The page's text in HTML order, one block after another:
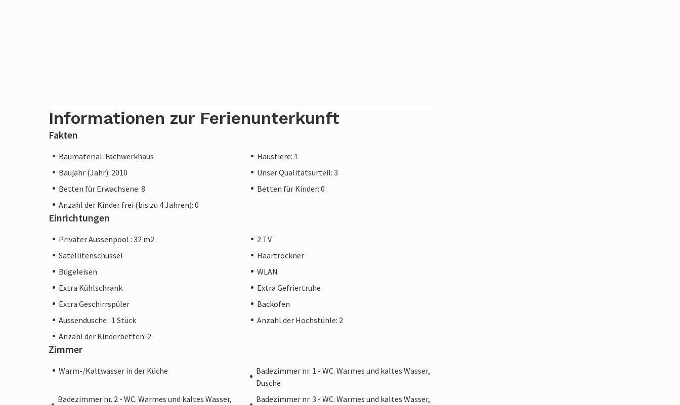
Informationen zur Ferienunterkunft
Fakten
Baumaterial: Fachwerkhaus
Haustiere: 1
Baujahr (Jahr): 2010
Unser Qualitätsurteil: 3
Betten für Erwachsene: 8
Betten für Kinder: 0
Anzahl der Kinder frei (bis zu 4 Jahren): 0
Einrichtungen
Privater Aussenpool : 32 m2
2 TV
Satellitenschüssel
Haartrockner
Bügeleisen
WLAN
Extra Kühlschrank
Extra Gefriertruhe
Extra Geschirrspüler
Backofen
Aussendusche : 1 Stück
Anzahl der Hochstühle: 2
Anzahl der Kinderbetten: 2
Zimmer
Warm-/Kaltwasser in der Küche
Badezimmer nr. 1 - WC. Warmes und kaltes Wasser,
Dusche
Badezimmer nr. 2 - WC. Warmes und kaltes Wasser,
Badezimmer nr. 3 - WC. Warmes und kaltes Wasser,